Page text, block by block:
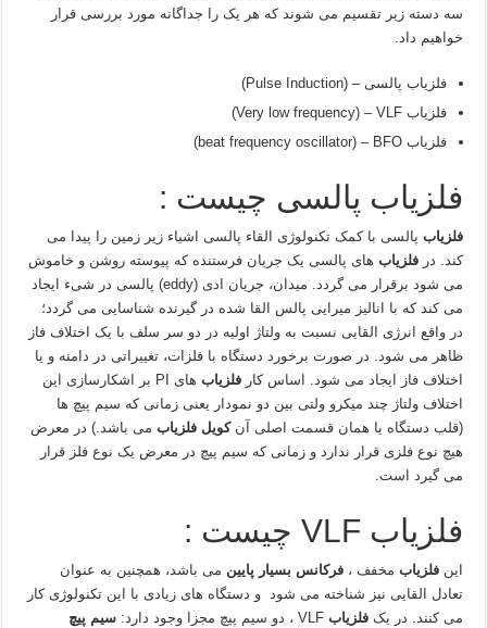
سه دسته زیر تقسیم می شوند که هر یک را جداگانه مورد بررسی قرار
خواهیم داد.
فلزیاب پالسی – (Pulse Induction)
فلزیاب Very low frequency) – VLF)
فلزیاب beat frequency oscillator) – BFO)
فلزیاب پالسی چیست :
فلزیاب پالسی با کمک تکنولوژی القاء پالسی اشیاء زیر زمین را پیدا می
کند. درفلزیاب های پالسی یک جریان فرستنده که پیوسته روشن و خاموش
می شود برقرار می گردد. میدان، جریان ادی (eddy) پالسی در شیء ایجاد
می کند که با انالیز میرایی پالس القا شده در گیرنده شناسایی می گردد؛
در واقع انرژی القایی نسبت به ولتاژ اولیه در دو سر سلف با یک اختلاف فاز
ظاهر می شود. در صورت برخورد دستگاه با فلزات، تغییراتی در دامنه و یا
اختلاف فاز ایجاد می شود. اساس کارفلزیاب
های PI بر اشکارسازی این
اختلاف ولتاژ چند میکرو ولتی بین دو نمودار یعنی زمانی که سیم پیچ ها
(قلب دستگاه یا همان قسمت اصلی آنکویل فلزیاب می باشد.) در معرض
هیچ نوع فلزی قرار ندارد و زمانی که سیم پیچ در معرض یک نوع فلز قرار
می گیرد است.
فلزیاب VLF چیست :
اینفلزیاب مخفف ،فرکانس بسیار پایین می باشد، همچنین به عنوان
تعادل القایی نیز شناخته می شود و دستگاه های زیادی با این تکنولوژی کار
می کنند. در یکفلزیاب VLF ، دو سیم پیچ مجزا وجود دارد:
سیم پیچ